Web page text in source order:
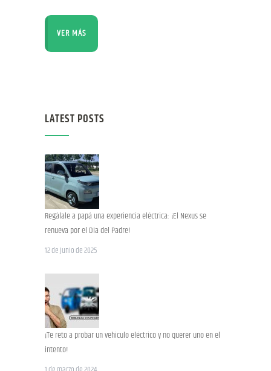
VER MÁS
LATEST POSTS
Regálale a papá una experiencia eléctrica: ¡El Nexus se
renueva por el Dia del Padre!
12 de junio de 2025
¡Te reto a probar un vehiculo eléctrico y no querer uno en el
intento!